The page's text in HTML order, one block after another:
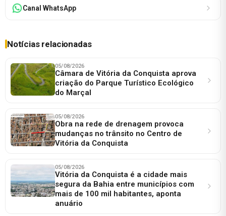
Canal WhatsApp
Notícias relacionadas
05/08/2026
Câmara de Vitória da Conquista aprova
criação do Parque Turístico Ecológico
do Marçal
05/08/2026
Obra na rede de drenagem provoca
mudanças no trânsito no Centro de
Vitória da Conquista
05/08/2026
Vitória da Conquista é a cidade mais
segura da Bahia entre municípios com
mais de 100 mil habitantes, aponta
anuário